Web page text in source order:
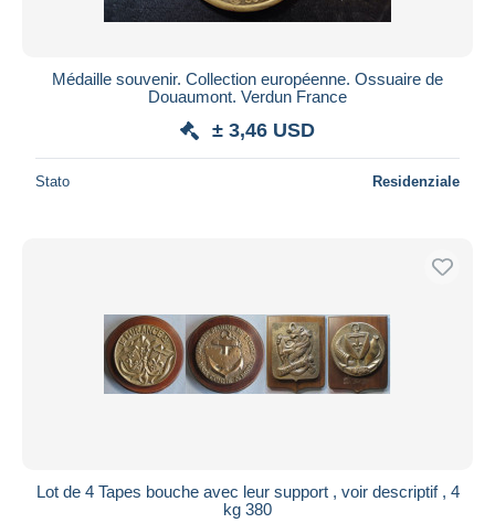
Médaille souvenir. Collection européenne. Ossuaire de
Douaumont. Verdun France
± 3,46 USD
Stato Residenziale
Lot de 4 Tapes bouche avec leur support , voir descriptif , 4
kg 380